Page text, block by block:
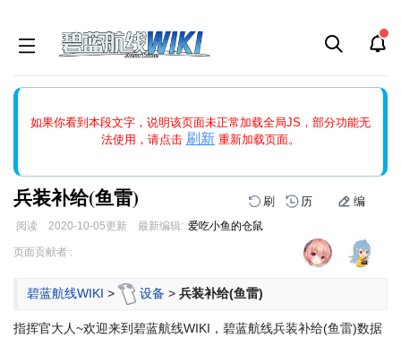
如果你看到本段文字，说明该页面未正常加载全局JS，部分功能无
法使用，请点击 刷新 重新加载页面。
能中的刷新按钮清除页面缓存并刷新，如果还有问题，请多尝试几
兵装补给(鱼雷) 刷 历 编
阅读 2020-10-05更新 最新编辑: 爱吃小鱼的仓鼠
跳
跳
页面贡献者 :
碧蓝航线WIKI > 设备 > 兵装补给(鱼雷)
指挥官大人~欢迎来到碧蓝航线WIKI，碧蓝航线兵装补给(鱼雷)数据